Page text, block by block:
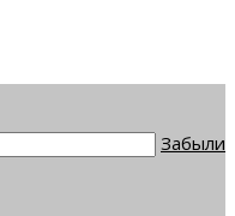
Забыли